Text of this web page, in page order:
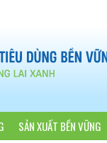
SẢN XUẤT BỀN VỮNG